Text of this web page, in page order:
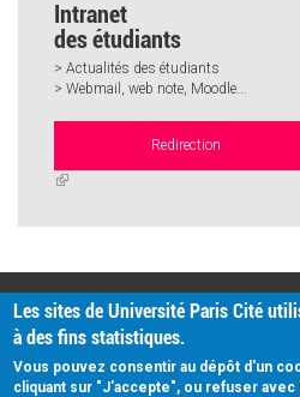
Intranet
des étudiants
> Actualités des étudiants
> Webmail, web note, Moodle...
Redirection
(link
PRATIQUE
Plan d'accès
Intranet
Mentions légales
Données personnelles
Les sites de Université Paris Cité
à des fins statistiques.
Vous pouvez consentir au dépôt d'un
cliquant sur "J'accepte", ou refuser